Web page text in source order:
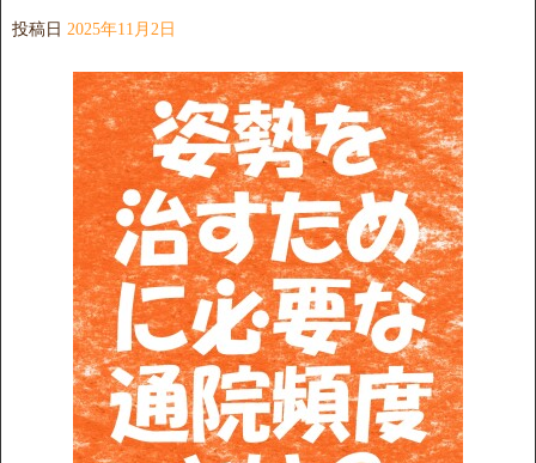
投稿日 2025年11月2日